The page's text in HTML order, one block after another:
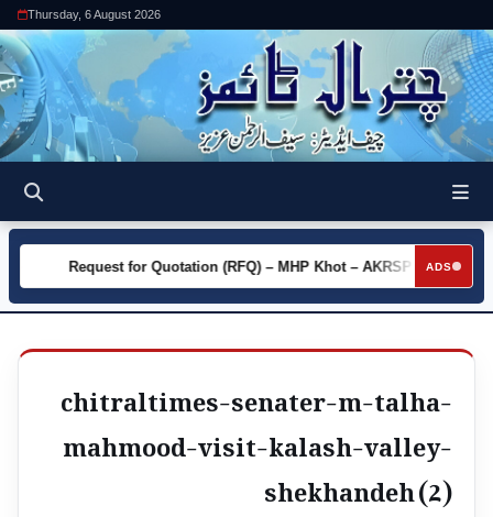
Thursday, 6 August 2026
ADS
►
Request for Quotation (RFQ) – MHP Khot – AKRSP
chitraltimes-senater-m-talha-
mahmood-visit-kalash-valley-
shekhandeh (2)